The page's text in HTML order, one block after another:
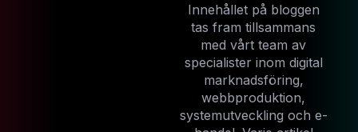
Innehållet på bloggen
tas fram tillsammans
med vårt team av
specialister inom digital
marknadsföring,
webbproduktion,
systemutveckling och e-